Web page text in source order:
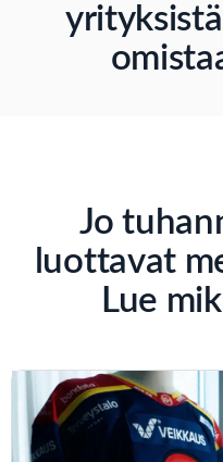
Jo
luottavat
Lue